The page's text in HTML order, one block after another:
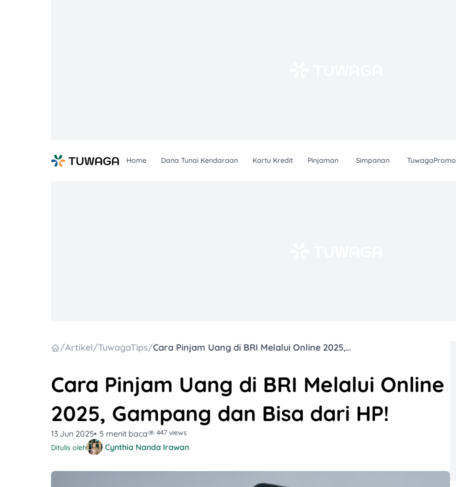
Home Dana Tunai Kendaraan Kartu Kredit Pinjaman Simpanan TuwagaPromo
/Artikel/TuwagaTips/ Cara Pinjam Uang di BRI Melalui Online 2025, Gampang dan Bisa dari HP!
Cara Pinjam Uang di BRI Melalui Online
2025, Gampang dan Bisa dari HP!
13 Jun 2025 5 menit baca
447 views
Ditulis oleh
Cynthia Nanda Irawan